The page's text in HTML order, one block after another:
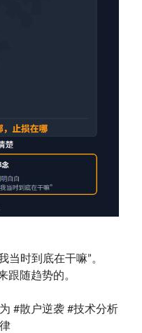
当时到底在干嘛”。
跟随趋势的。
#散户逆袭 #技术分析